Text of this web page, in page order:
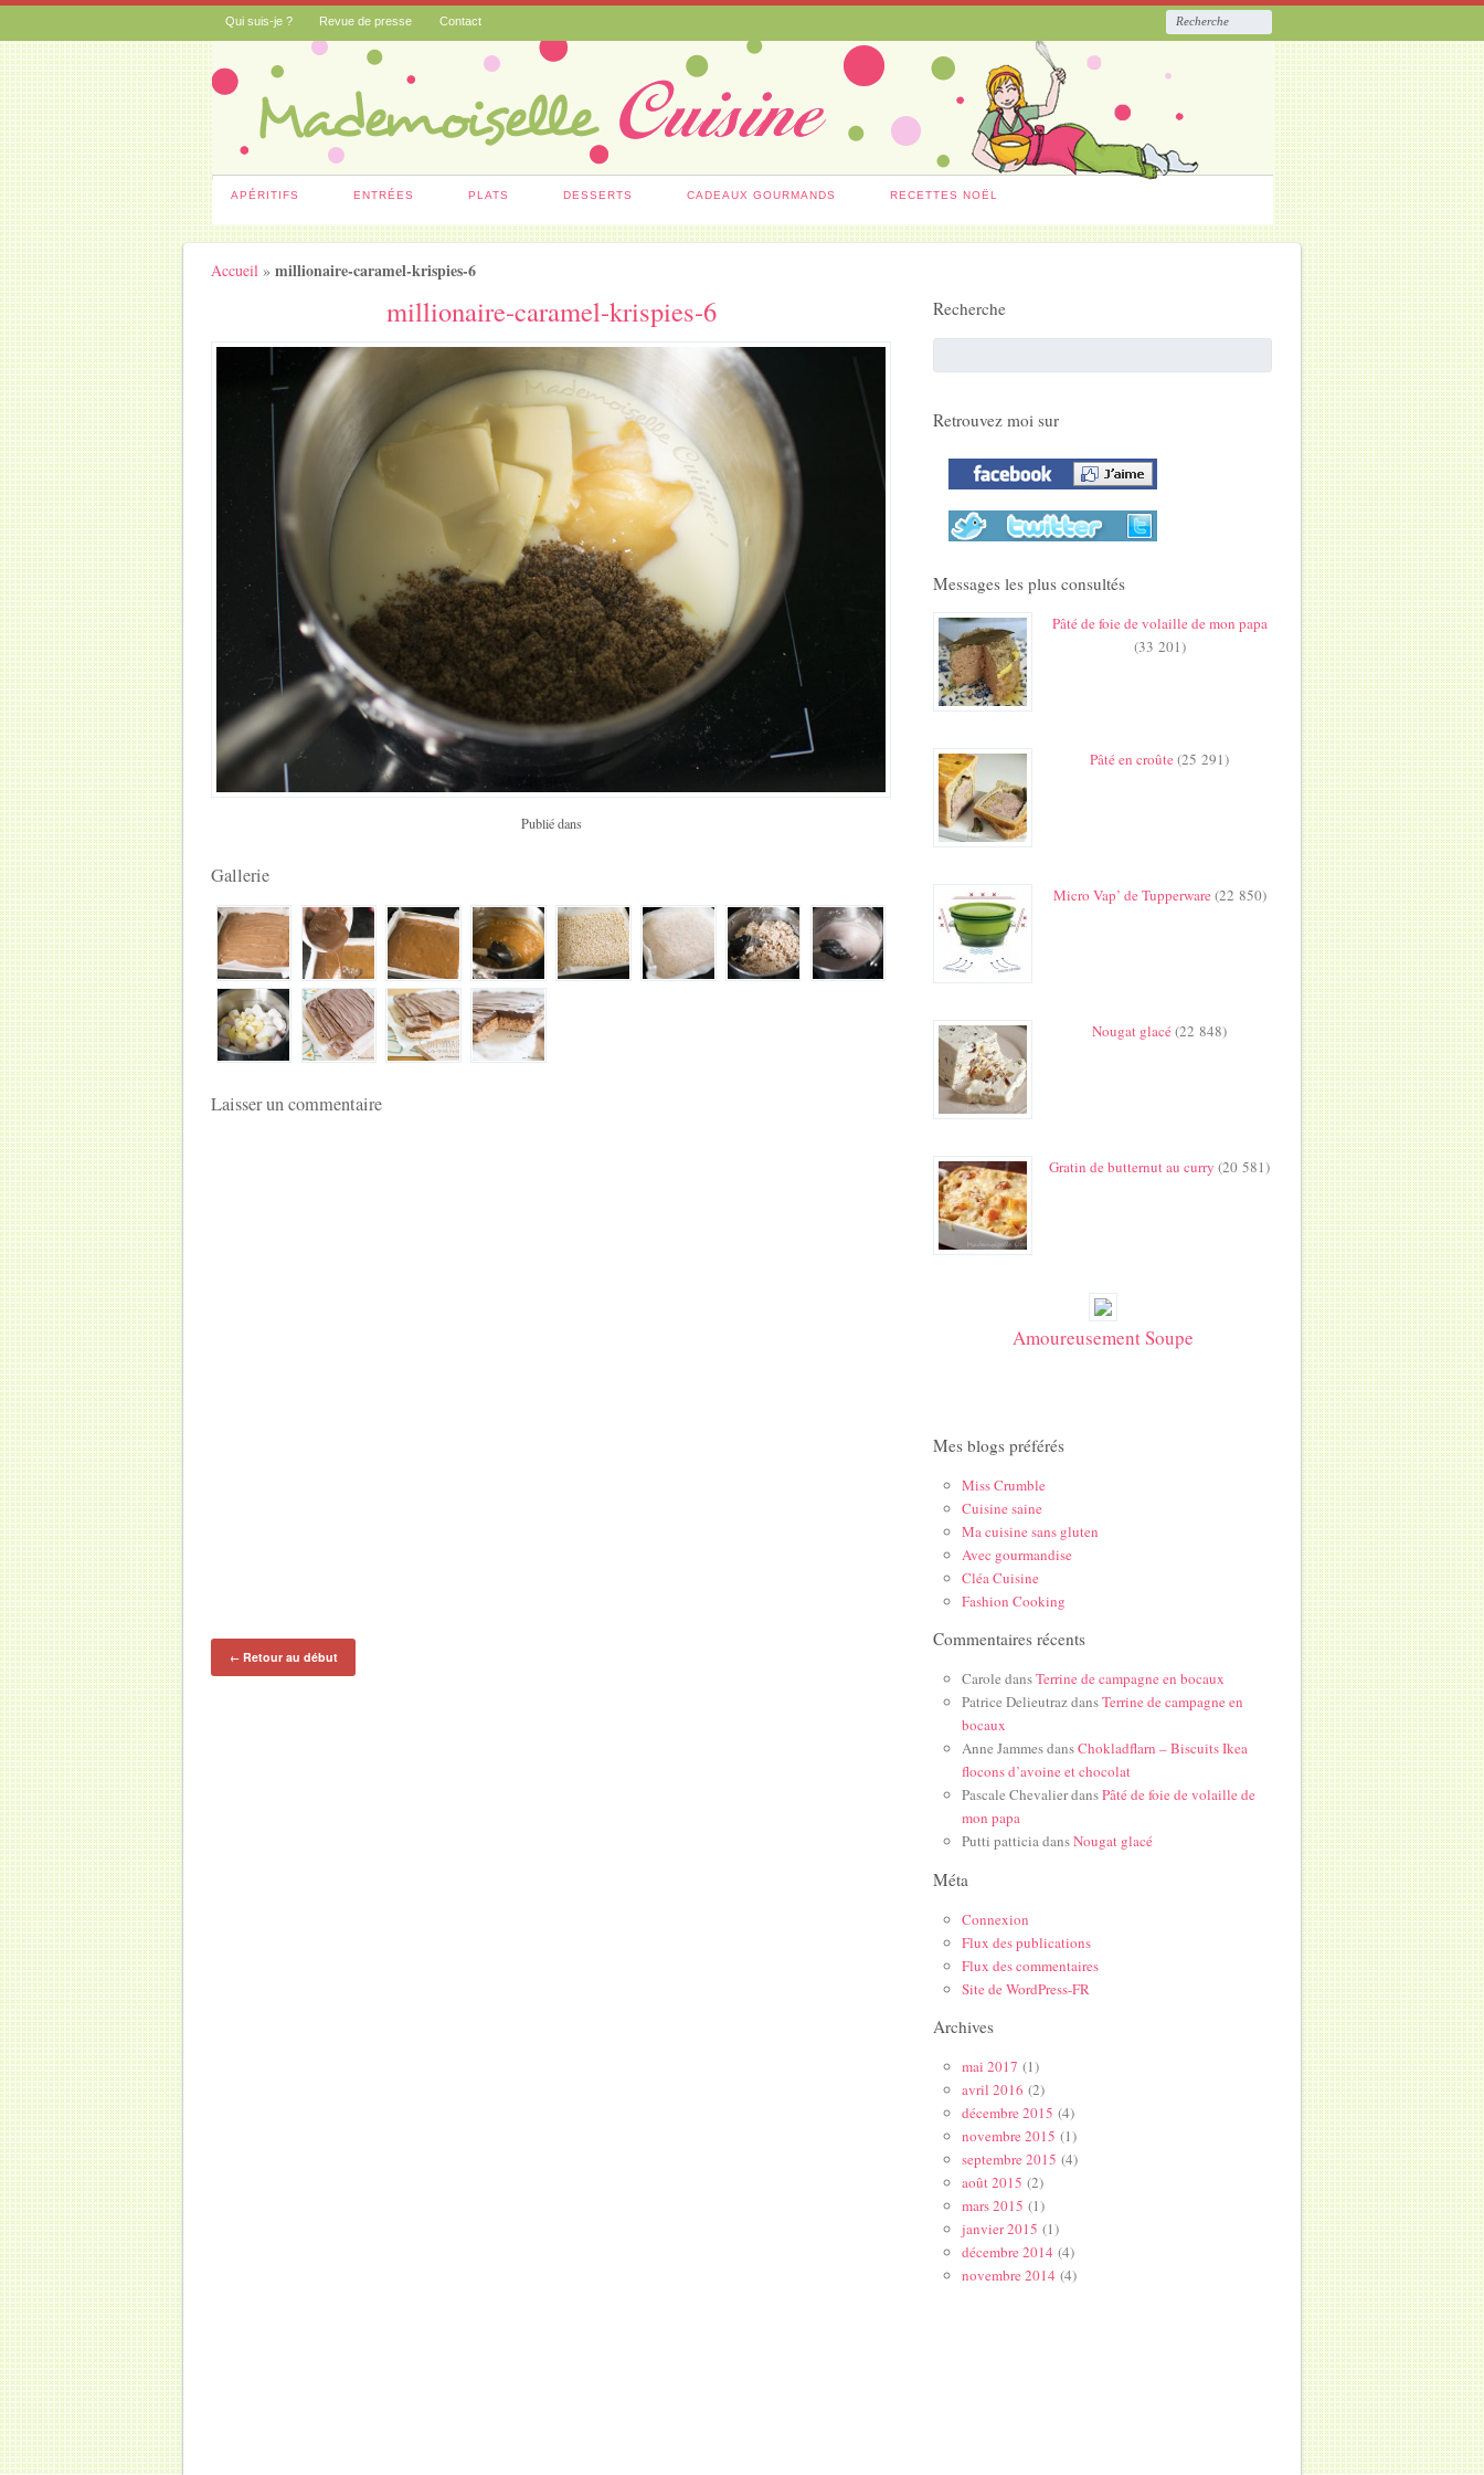
Qui suis-je ? Revue de presse Contact
APÉRITIFS ENTRÉES PLATS DESSERTS CADEAUX GOURMANDS RECETTES NOËL
Accueil »millionaire-caramel-krispies-6
millionaire-caramel-krispies-6
Publié dans
Gallerie
Laisser un commentaire
←Retour au début
Recherche
Retrouvez moi sur
Messages les plus consultés
Pâté de foie de volaille de mon papa
(33 201)
Pâté en croûte(25 291)
Micro Vap’ de Tupperware(22 850)
Nougat glacé(22 848)
Gratin de butternut au curry (20 581)
Amoureusement Soupe
Mes blogs préférés
Miss Crumble
Cuisine saine
Ma cuisine sans gluten
Avec gourmandise
Cléa Cuisine
Fashion Cooking
Commentaires récents
Carole dansTerrine de campagne en bocaux
Patrice DelieutrazdansTerrine de campagne en
bocaux
Anne JammesdansChokladflarn – Biscuits Ikea
flocons d’avoine et chocolat
Pascale ChevalierdansPâté de foie de volaille de
mon papa
Putti patticiadansNougat glacé
Méta
Connexion
Flux des publications
Flux des commentaires
Site de WordPress-FR
Archives
mai 2017 (1)
avril 2016 (2)
décembre 2015 (4)
novembre 2015 (1)
septembre 2015 (4)
août 2015 (2)
mars 2015 (1)
janvier 2015 (1)
décembre 2014 (4)
novembre 2014 (4)